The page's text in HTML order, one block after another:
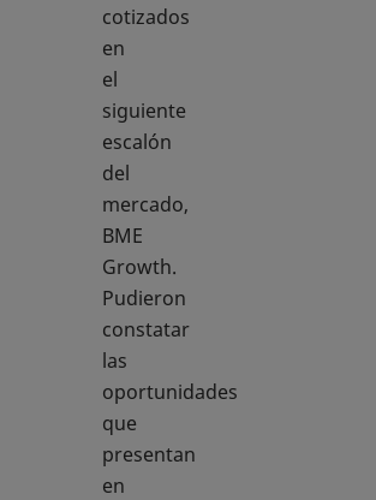
cotizados
en
el
siguiente
escalón
del
mercado,
BME
Growth.
Pudieron
constatar
las
oportunidades
que
presentan
en